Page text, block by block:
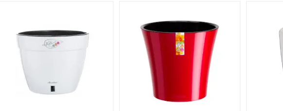
Спеціальний прозорий вазон із
дренажною системою для
та вазона-вкладки. Висота
виробу — 15 см, діаметр — 16.5
см, об'єм — 2 л.
Унікальне прозоре кашпо для
орхідей об'ємом 2 літри,
обладнане фітильним
автополісом, дренажною
системою та спеціальною
функцією контролю води.